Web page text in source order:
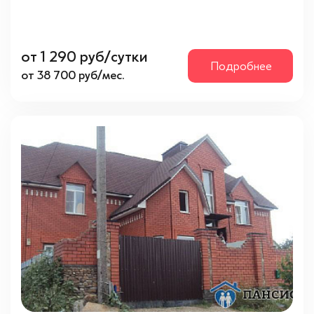
Рейтинг
Метро
Алтуфьево(2)
Шоссе
Дмитровское (3)
Рогачевское (2)
от 1 290 руб/сутки
от 38 700 руб/мес.
Подробнее